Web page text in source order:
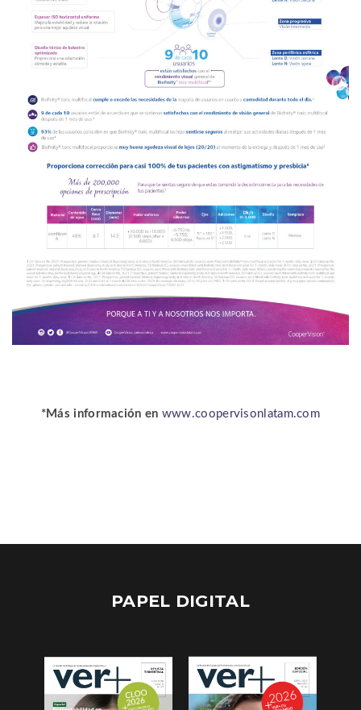
*Más información en www.coopervisonlatam.com
PAPEL DIGITAL